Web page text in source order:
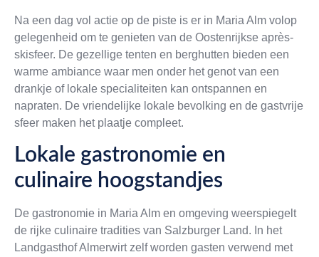
Na een dag vol actie op de piste is er in Maria Alm volop
gelegenheid om te genieten van de Oostenrijkse après-
skisfeer. De gezellige tenten en berghutten bieden een
warme ambiance waar men onder het genot van een
drankje of lokale specialiteiten kan ontspannen en
napraten. De vriendelijke lokale bevolking en de gastvrije
sfeer maken het plaatje compleet.
Lokale gastronomie en
culinaire hoogstandjes
De gastronomie in Maria Alm en omgeving weerspiegelt
de rijke culinaire tradities van Salzburger Land. In het
Landgasthof Almerwirt zelf worden gasten verwend met